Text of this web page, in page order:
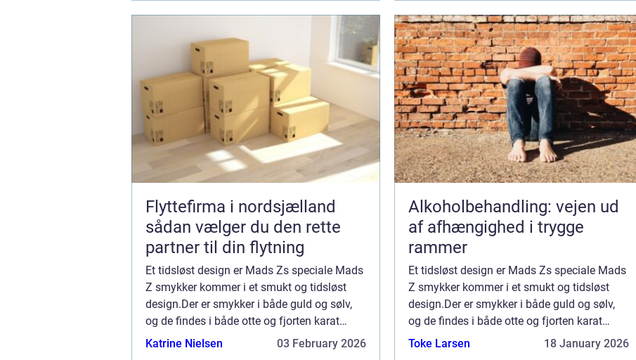
Flyttefirma i nordsjælland
sådan vælger du den rette
partner til din flytning
Et tidsløst design er Mads Zs speciale Mads
Z smykker kommer i et smukt og tidsløst
design.Der er smykker i både guld og sølv,
og de findes i både otte og fjorten karat
guld.Der er også sølv i sterlingsølv, og du
Katrine Nielsen 03 February 2026
Alkoholbehandling: vejen ud
af afhængighed i trygge
rammer
Et tidsløst design er Mads Zs speciale Mads
Z smykker kommer i et smukt og tidsløst
design.Der er smykker i både guld og sølv,
og de findes i både otte og fjorten karat
guld.Der er også sølv i sterlingsølv, og du
Toke Larsen 18 January 2026